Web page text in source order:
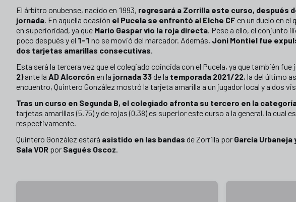
El árbitro onubense, nacido en 1993, regresará a Zorrilla este curso, después
jornada. En aquella ocasión el Pucela se enfrentó al Elche CF en un duelo en el
en superioridad, ya que Mario Gaspar vio la roja directa. Pese a ello, el conjunto
poco después y el 1-1 no se movió del marcador. Además, Joni Montiel fue
dos tarjetas amarillas consecutivas.
Esta será la tercera vez que el colegiado coincida con el Pucela, ya que también fue
2)ante la AD Alcorcónen la jornada 33de la temporada 2021/22, la del último
encuentro, Quintero González mostró la tarjeta amarilla a un jugador local y a dos
Tras un curso en Segunda B, el colegiado afronta su tercero en la
tarjetas amarillas (5.75) y de rojas (0.38) es superior este curso a la general, la cual
respectivamente.
Quintero González estará asistido en las bandas de Zorrilla por García
Sala VOR por Sagués Oscoz.